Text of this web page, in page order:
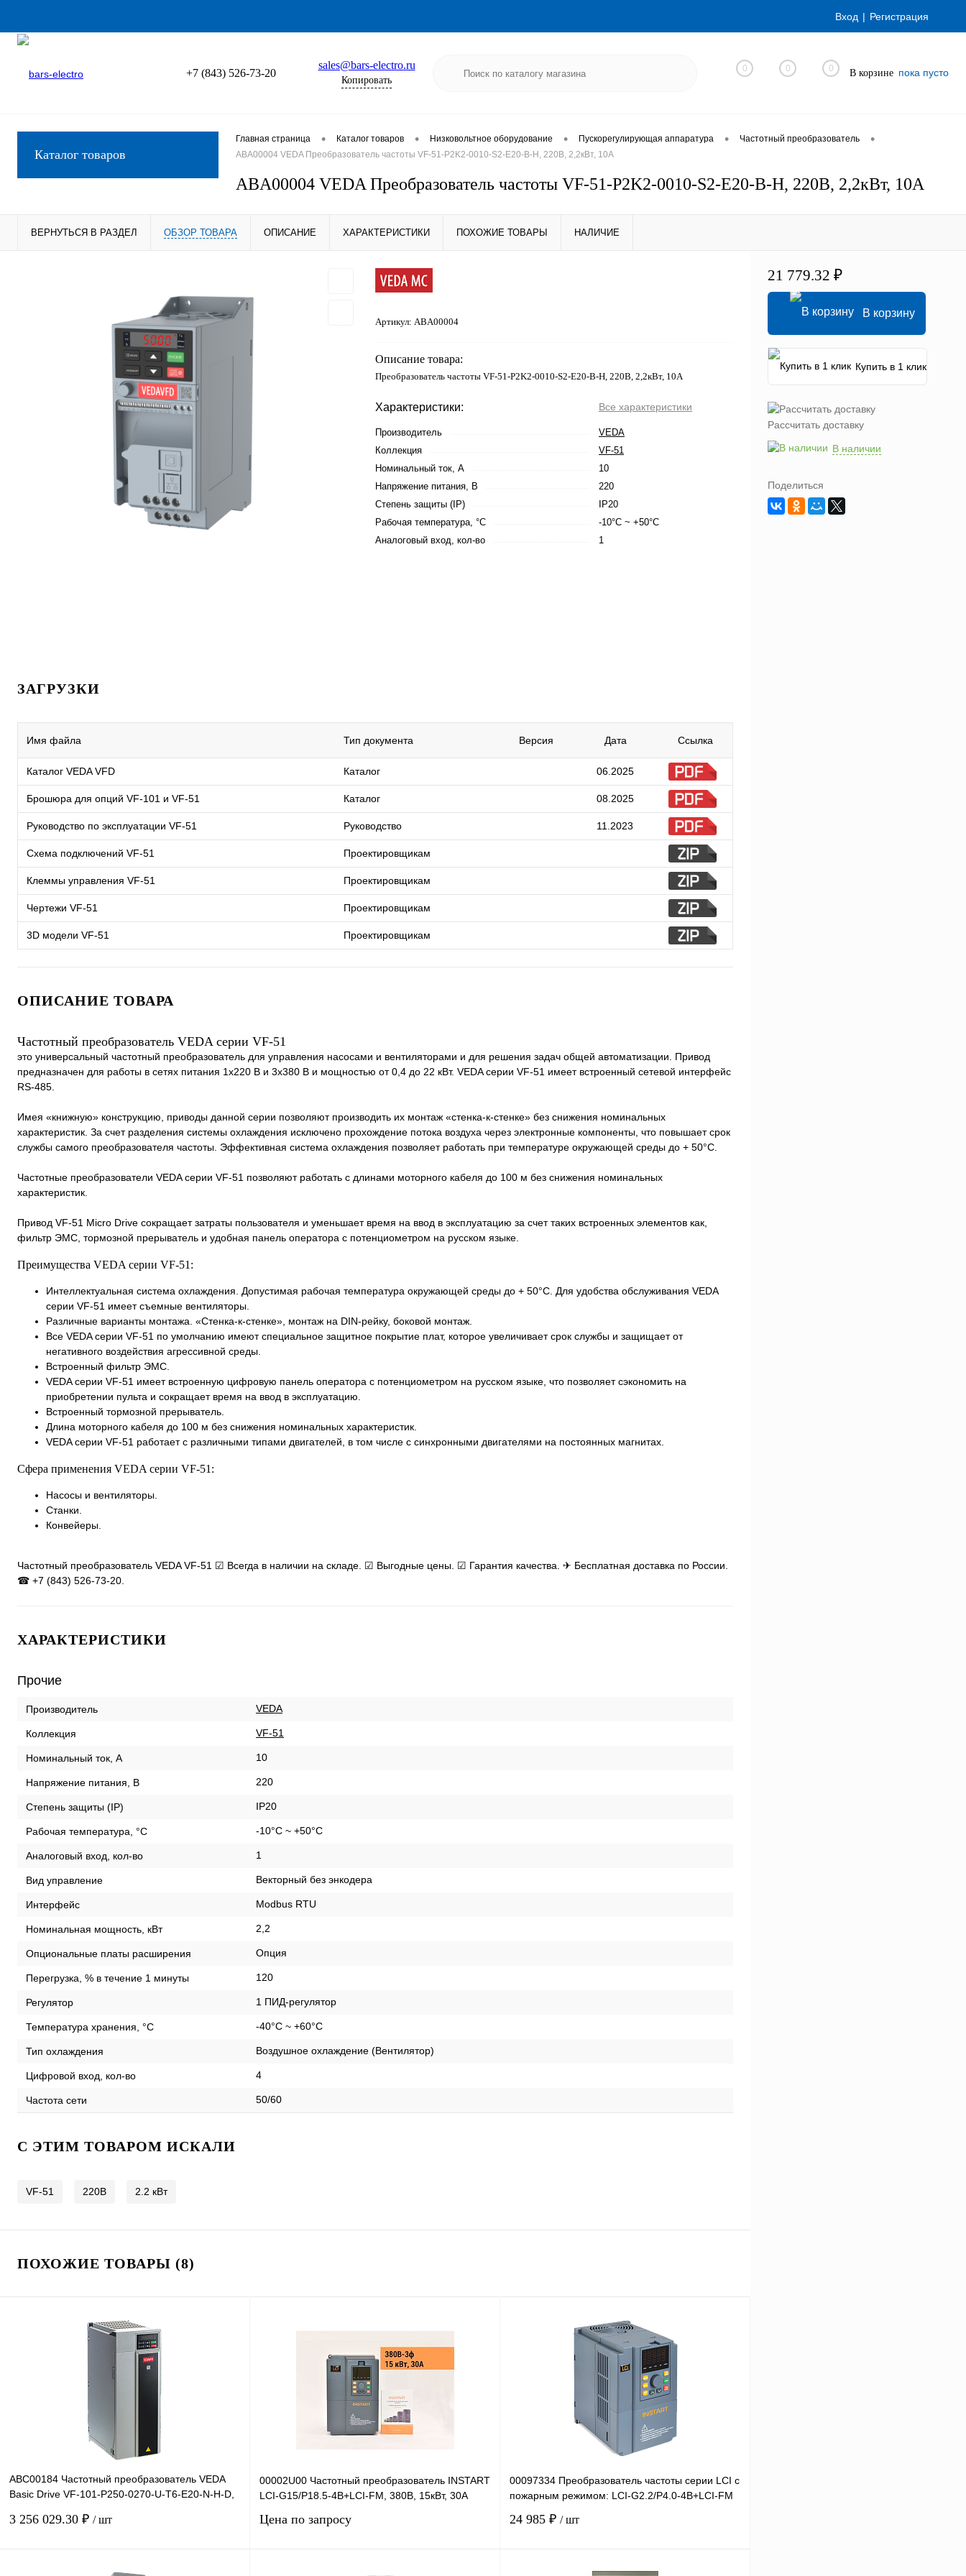
Вход Регистрация
+7 (843) 526-73-20
sales@bars-electro.ru
Копировать
0 0 0 В корзине пока пусто
Каталог товаров
Главная страница • Каталог товаров • Низковольтное оборудование • Пускорегулирующая аппаратура • Частотный преобразователь •
ABA00004 VEDA Преобразователь частоты VF-51-P2K2-0010-S2-E20-B-H, 220В, 2,2кВт, 10А
ABA00004 VEDA Преобразователь частоты VF-51-P2K2-0010-S2-E20-B-H, 220В, 2,2кВт, 10А
ВЕРНУТЬСЯ В РАЗДЕЛ ОБЗОР ТОВАРА ОПИСАНИЕ ХАРАКТЕРИСТИКИ ПОХОЖИЕ ТОВАРЫ НАЛИЧИЕ
Артикул: ABA00004
Описание товара:
Преобразователь частоты VF-51-P2K2-0010-S2-E20-B-H, 220В, 2,2кВт, 10А
Характеристики: Все характеристики
Производитель
VEDA
Коллекция
VF-51
Номинальный ток, А
10
Напряжение питания, В
220
Степень защиты (IP)
IP20
Рабочая температура, °С
-10°C ~ +50°C
Аналоговый вход, кол-во
1
ЗАГРУЗКИ
Имя файла Тип документа Версия Дата Ссылка
Каталог VEDA VFD Каталог 06.2025
Брошюра для опций VF-101 и VF-51 Каталог 08.2025
Руководство по эксплуатации VF-51 Руководство 11.2023
Схема подключений VF-51 Проектировщикам
Клеммы управления VF-51 Проектировщикам
Чертежи VF-51 Проектировщикам
3D модели VF-51 Проектировщикам
ОПИСАНИЕ ТОВАРА
Частотный преобразователь VEDA cерии VF-51
это универсальный частотный преобразователь для управления насосами и вентиляторами и для решения задач общей автоматизации. Привод
предназначен для работы в сетях питания 1х220 В и 3х380 В и мощностью от 0,4 до 22 кВт. VEDA cерии VF-51 имеет встроенный сетевой интерфейс
RS-485.
Имея «книжную» конструкцию, приводы данной серии позволяют производить их монтаж «стенка-к-стенке» без снижения номинальных
характеристик. За счет разделения системы охлаждения исключено прохождение потока воздуха через электронные компоненты, что повышает срок
службы самого преобразователя частоты. Эффективная система охлаждения позволяет работать при температуре окружающей среды до + 50°С.
Частотные преобразователи VEDA серии VF-51 позволяют работать с длинами моторного кабеля до 100 м без снижения номинальных
характеристик.
Привод VF-51 Micro Drive сокращает затраты пользователя и уменьшает время на ввод в эксплуатацию за счет таких встроенных элементов как,
фильтр ЭМС, тормозной прерыватель и удобная панель оператора с потенциометром на русском языке.
Преимущества VEDA cерии VF-51:
Интеллектуальная система охлаждения. Допустимая рабочая температура окружающей среды до + 50°С. Для удобства обслуживания VEDA
cерии VF-51 имеет съемные вентиляторы.
Различные варианты монтажа. «Стенка-к-стенке», монтаж на DIN-рейку, боковой монтаж.
Все VEDA cерии VF-51 по умолчанию имеют специальное защитное покрытие плат, которое увеличивает срок службы и защищает от
негативного воздействия агрессивной среды.
Встроенный фильтр ЭМС.
VEDA cерии VF-51 имеет встроенную цифровую панель оператора с потенциометром на русском языке, что позволяет сэкономить на
приобретении пульта и сокращает время на ввод в эксплуатацию.
Встроенный тормозной прерыватель.
Длина моторного кабеля до 100 м без снижения номинальных характеристик.
VEDA cерии VF-51 работает с различными типами двигателей, в том числе с синхронными двигателями на постоянных магнитах.
Сфера применения VEDA cерии VF-51:
Насосы и вентиляторы.
Станки.
Конвейеры.
Частотный преобразователь VEDA VF-51 ☑ Всегда в наличии на складе. ☑ Выгодные цены. ☑ Гарантия качества. ✈ Бесплатная доставка по России.
☎ +7 (843) 526-73-20.
ХАРАКТЕРИСТИКИ
Прочие
Производитель VEDA
Коллекция VF-51
Номинальный ток, А 10
Напряжение питания, В 220
Степень защиты (IP) IP20
Рабочая температура, °С -10°C ~ +50°C
Аналоговый вход, кол-во 1
Вид управление Векторный без энкодера
Интерфейс Modbus RTU
Номинальная мощность, кВт 2,2
Опциональные платы расширения Опция
Перегрузка, % в течение 1 минуты 120
Регулятор 1 ПИД-регулятор
Температура хранения, °С -40°C ~ +60°C
Тип охлаждения Воздушное охлаждение (Вентилятор)
Цифровой вход, кол-во 4
Частота сети 50/60
C ЭТИМ ТОВАРОМ ИСКАЛИ
VF-51 220В 2.2 кВт
ПОХОЖИЕ ТОВАРЫ (8)
ABC00184 Частотный преобразователь VEDA
Basic Drive VF-101-P250-0270-U-T6-E20-N-H-D,
3 256 029.30 ₽ / шт
00002U00 Частотный преобразователь INSTART
LCI-G15/P18.5-4B+LCI-FM, 380В, 15кВт, 30А
Цена по запросу
00097334 Преобразователь частоты серии LCI с
пожарным режимом: LCI-G2.2/P4.0-4B+LCI-FM
24 985 ₽ / шт
21 779.32 ₽
В корзину
Купить в 1 клик
Рассчитать доставку
В наличии
Поделиться